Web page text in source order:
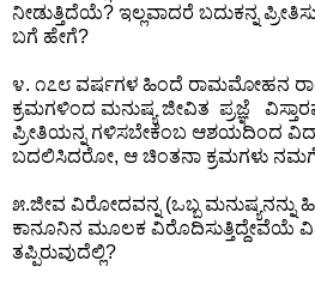
ನೀಡುತ್ತಿದೆಯೆ? ಇಲ್ಲವಾದರೆ ಬದುಕನ್ನ
ಬಗೆ ಹೇಗೆ?
೪. ೧೭೮ ವರ್ಷಗಳ ಹಿಂದೆ ರಾಮಮೋಹನ
ಕ್ರಮಗಳಿಂದ ಮನುಷ್ಯ ಜೀವಿತ ಪ್ರಜ್ಞೆ
ಪ್ರೀತಿಯನ್ನ ಗಳಿಸಬೇಕೆಂಬ ಆಶಯದಿಂದ
ಬದಲಿಸಿದರೋ, ಆ ಚಿಂತನಾ ಕ್ರಮಗಳು
೫.ಜೀವ ವಿರೋದವನ್ನ (ಒಬ್ಬ ಮನುಷ್ಯನನ್ನು
ಕಾನೂನಿನ ಮೂಲಕ ವಿರೊದಿಸುತ್ತಿದ್ದೇವೆಯೆ
ತಪ್ಪಿರುವುದೆಲ್ಲಿ?